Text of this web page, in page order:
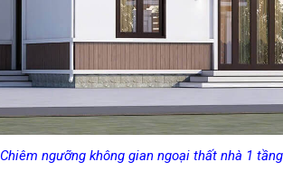
Chiêm ngưỡng không gian ngoại thất nhà 1